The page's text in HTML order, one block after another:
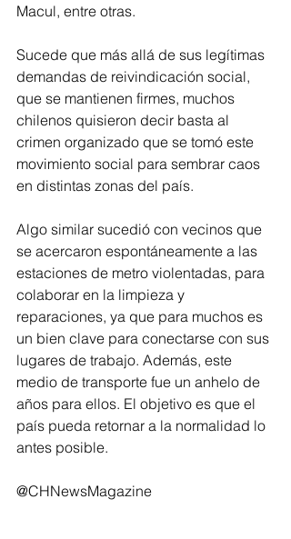
Macul, entre otras.
Sucede que más allá de sus legítimas
demandas de reivindicación social,
que se mantienen firmes, muchos
chilenos quisieron decir basta al
crimen organizado que se tomó este
movimiento social para sembrar caos
en distintas zonas del país.
Algo similar sucedió con vecinos que
se acercaron espontáneamente a las
estaciones de metro violentadas, para
colaborar en la limpieza y
reparaciones, ya que para muchos es
un bien clave para conectarse con sus
lugares de trabajo. Además, este
medio de transporte fue un anhelo de
años para ellos. El objetivo es que el
país pueda retornar a la normalidad lo
antes posible.
@CHNewsMagazine